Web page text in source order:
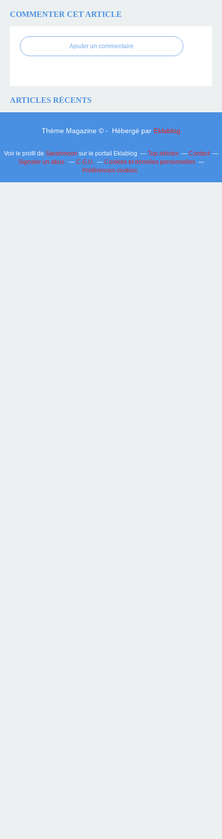
COMMENTER CET ARTICLE
Ajouter un commentaire
ARTICLES RÉCENTS
Thème Magazine © - Hébergé par Eklablog
Voir le profil de Sarahmoon sur le portail Eklablog Top articles
Contact
Signaler un abus
C.G.U.
Cookies et données personnelles
Préférences cookies